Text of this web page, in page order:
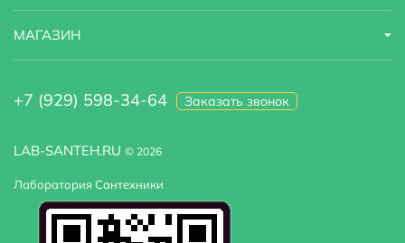
LAB-SANTEH.RU © 2026
Лаборатория Сантехники
МАГАЗИН
+7 (929) 598-34-64 Заказать звонок